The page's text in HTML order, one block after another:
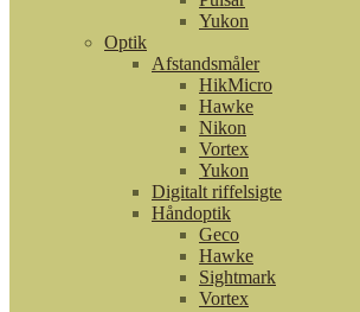
Yukon
Optik
Afstandsmåler
HikMicro
Hawke
Nikon
Vortex
Yukon
Digitalt riffelsigte
Håndoptik
Geco
Hawke
Sightmark
Vortex